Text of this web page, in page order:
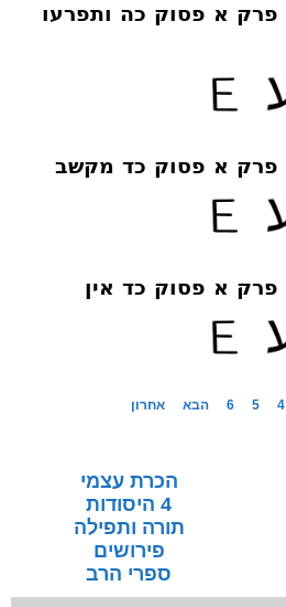
משלי 127 פרק א פסוק כה ותפרעו
4
5
6 הבא אחרון
הכרת עצמי
4 היסודות
תורה ותפילה
פירושים
ספרי הרב